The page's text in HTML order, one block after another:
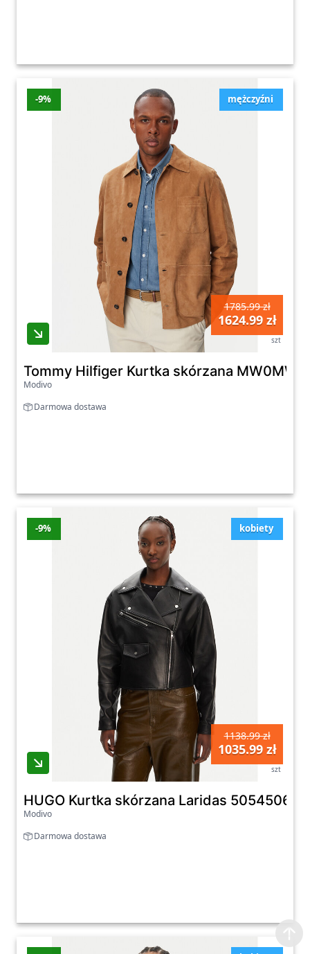
mężczyźni
-9%
1785.99 zł
1624.99 zł
szt
Tommy Hilfiger Kurtka skórzana
Modivo
Darmowa dostawa
kobiety
-9%
1138.99 zł
1035.99 zł
szt
HUGO Kurtka skórzana Laridas 50545066
Modivo
Darmowa dostawa